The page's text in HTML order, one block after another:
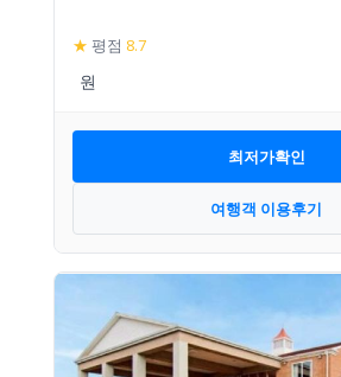
★ 평점 8.7
최저가확인
여행객 이용후기